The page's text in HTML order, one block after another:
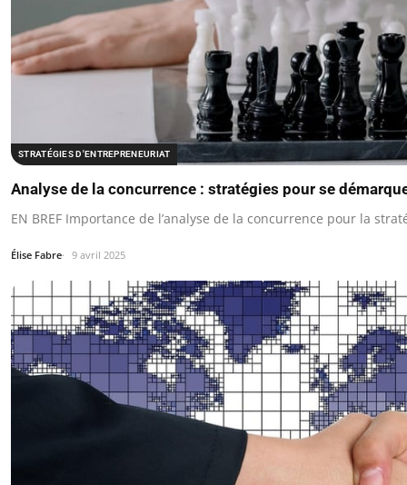
STRATÉGIES D'ENTREPRENEURIAT
Analyse de la concurrence : stratégies pour se
EN BREF Importance de l’analyse de la concurrence pour la
Élise Fabre 9 avril 2025